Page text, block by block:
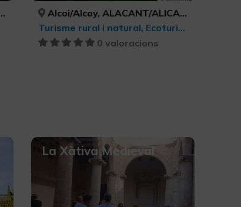
Alcoi/Alcoy, ALACANT/ALICANTE
Turisme rural i natural, Ecoturisme
0 valoracions
La Xàtiva Medieval